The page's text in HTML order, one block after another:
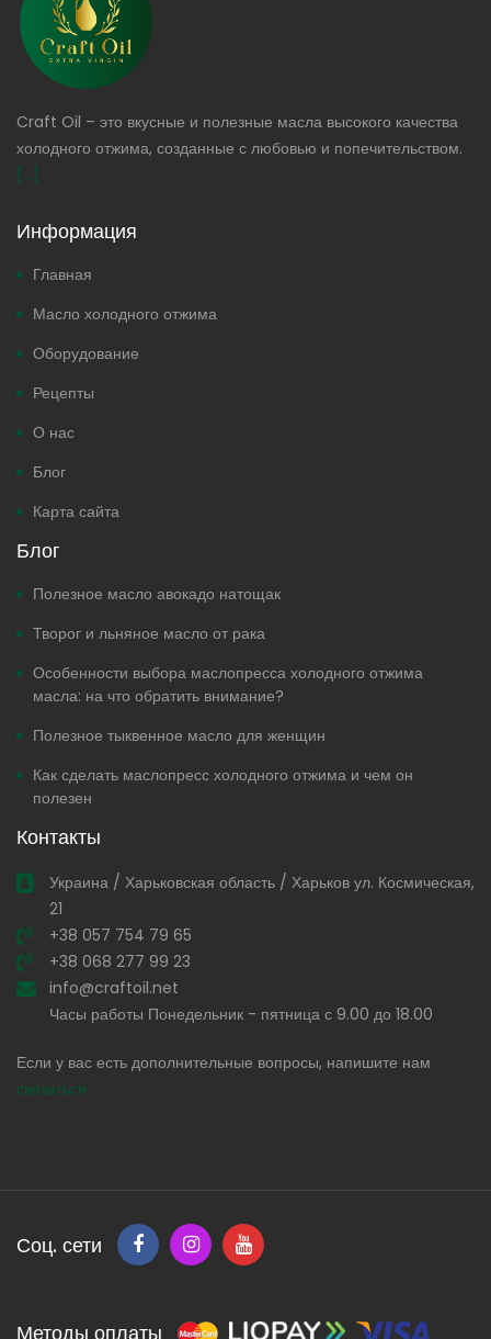
Craft Oil – это вкусные и полезные масла высокого качества
холодного отжима, созданные с любовью и попечительством.
[...]
Информация
Главная
Масло холодного отжима
Оборудование
Рецепты
О нас
Блог
Карта сайта
Блог
Полезное масло авокадо натощак
Творог и льняное масло от рака
Особенности выбора маслопресса холодного отжима
масла: на что обратить внимание?
Полезное тыквенное масло для женщин
Как сделать маслопресс холодного отжима и чем он
полезен
Контакты
Украина / Харьковская область / Харьков ул. Космическая,
21
+38 057 754 79 65
+38 068 277 99 23
info@craftoil.net
Часы работы Понедельник - пятница с 9.00 до 18.00
Если у вас есть дополнительные вопросы, напишите нам
связаться
Соц. сети
Методы оплаты